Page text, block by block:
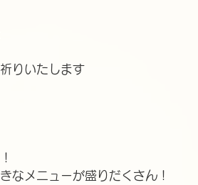
りいたします
なメニューが盛りだくさん！